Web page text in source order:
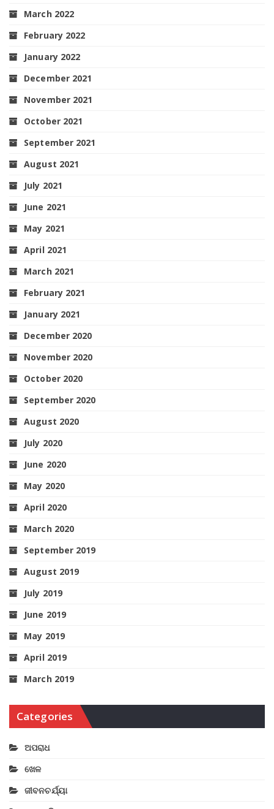
March 2022
February 2022
January 2022
December 2021
November 2021
October 2021
September 2021
August 2021
July 2021
June 2021
May 2021
April 2021
March 2021
February 2021
January 2021
December 2020
November 2020
October 2020
September 2020
August 2020
July 2020
June 2020
May 2020
April 2020
March 2020
September 2019
August 2019
July 2019
June 2019
May 2019
April 2019
March 2019
Categories
ଅପରାଧ
ଖେଳ
ଜୀବନଚର୍ଯ୍ୟା